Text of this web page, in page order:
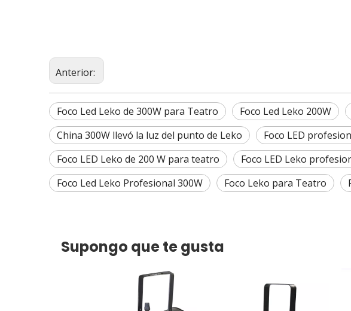
Anterior:
Foco Led Leko de 300W para Teatro Foco Led Leko 200W
China 300W llevó la luz del punto de Leko
Foco LED
Foco LED Leko de 200 W para teatro
Foco LED Leko
Foco Led Leko Profesional 300W
Foco Leko para Teatro
Supongo que te gusta